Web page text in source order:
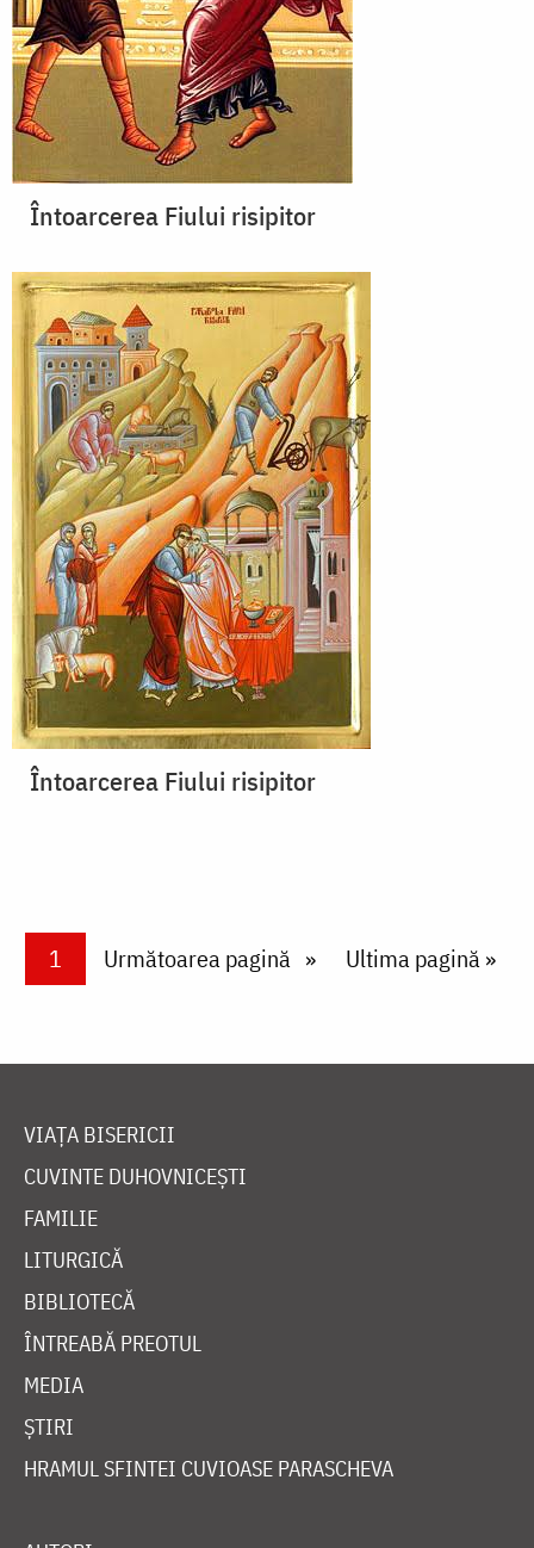
Întoarcerea Fiului risipitor
Întoarcerea Fiului risipitor
PaginareCurrent page
1 Next page
Următoarea pagină Last page
Ultima pagină »
VIAȚA BISERICII
CUVINTE DUHOVNICEȘTI
FAMILIE
LITURGICĂ
BIBLIOTECĂ
ÎNTREABĂ PREOTUL
MEDIA
ȘTIRI
HRAMUL SFINTEI CUVIOASE PARASCHEVA